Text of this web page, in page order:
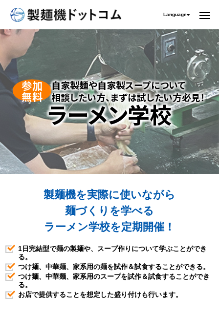
Language
参加
無料
自家製麺や自家製スープについて
相談したい方、まずは試したい方必見！
ラーメン学校
製麺機を実際に使いながら
麺づくりを学べる
ラーメン学校を定期開催！
1日完結型で麺の製麺や、スープ作りについて学ぶことができ
る。
つけ麺、中華麺、家系用の麺を試作＆試食することができる。
つけ麺、中華麺、家系用のスープを試作＆試食することができ
る。
お店で提供することを想定した盛り付けも行います。